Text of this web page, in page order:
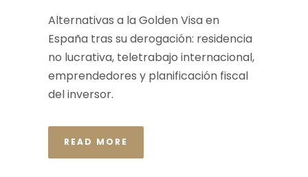
Alternativas a la Golden Visa en
España tras su derogación: residencia
no lucrativa, teletrabajo internacional,
emprendedores y planificación fiscal
del inversor.
READ MORE